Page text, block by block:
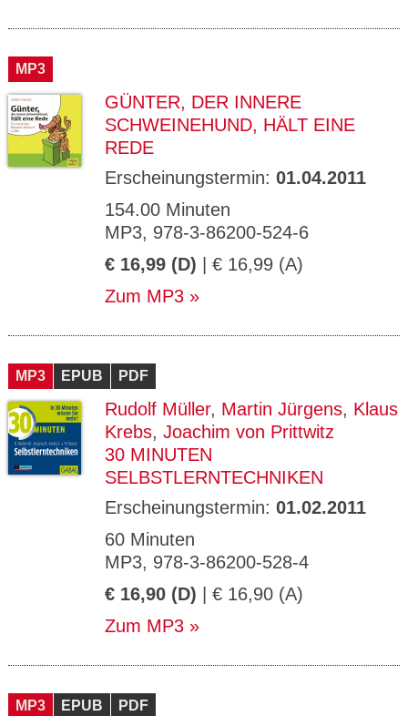
MP3
GÜNTER, DER INNERE
SCHWEINEHUND, HÄLT EINE
REDE
Erscheinungstermin: 01.04.2011
154.00 Minuten
MP3, 978-3-86200-524-6
€ 16,99 (D) | € 16,99 (A)
Zum MP3
MP3 EPUB PDF
Rudolf Müller, Martin Jürgens, Klaus
Krebs, Joachim von Prittwitz
30 MINUTEN
SELBSTLERNTECHNIKEN
Erscheinungstermin: 01.02.2011
60 Minuten
MP3, 978-3-86200-528-4
€ 16,90 (D) | € 16,90 (A)
Zum MP3
MP3 EPUB PDF